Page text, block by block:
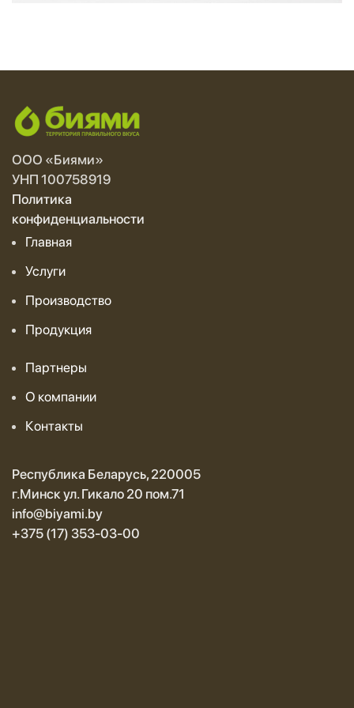
ООО «Биями»
УНП 100758919
Политика
конфиденциальности
Главная
Услуги
Производство
Продукция
Партнеры
О компании
Контакты
Республика Беларусь, 220005
г.Минск ул. Гикало 20 пом.71
info@biyami.by
+375 (17) 353-03-00